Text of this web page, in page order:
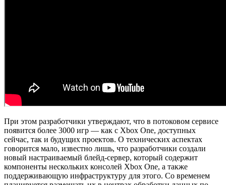
При этом разработчики утверждают, что в потоковом сервисе
появится более 3000 игр — как с Xbox One, доступных
сейчас, так и будущих проектов. О технических аспектах
говорится мало, известно лишь, что разработчики создали
новый настраиваемый блейд-сервер, который содержит
компоненты нескольких консолей Xbox One, а также
поддерживающую инфраструктуру для этого. Со временем